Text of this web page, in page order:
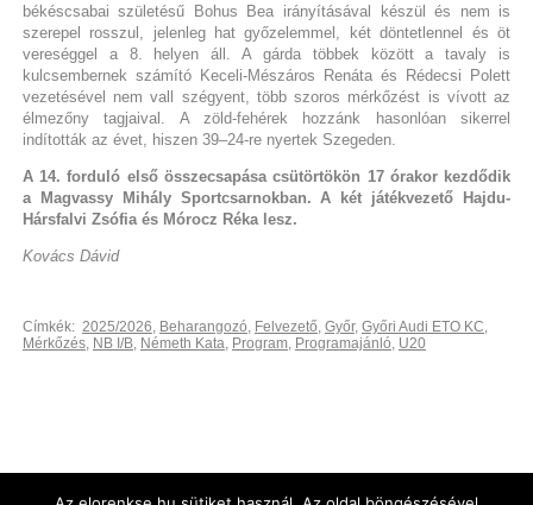
békéscsabai születésű Bohus Bea irányításával készül és nem is
szerepel rosszul, jelenleg hat győzelemmel, két döntetlennel és öt
vereséggel a 8. helyen áll. A gárda többek között a tavaly is
kulcsembernek számító Keceli-Mészáros Renáta és Rédecsi Polett
vezetésével nem vall szégyent, több szoros mérkőzést is vívott az
élmezőny tagjaival. A zöld-fehérek hozzánk hasonlóan sikerrel
indították az évet, hiszen 39–24-re nyertek Szegeden.
A 14. forduló első összecsapása csütörtökön 17 órakor kezdődik
a Magvassy Mihály Sportcsarnokban. A két játékvezető Hajdu-
Hársfalvi Zsófia és Mórocz Réka lesz.
Kovács Dávid
Címkék: 2025/2026 Beharangozó Felvezető Győr, Győri Audi ETO KC
Mérkőzés, NB I/B, Németh Kata Program, Programajánló U20